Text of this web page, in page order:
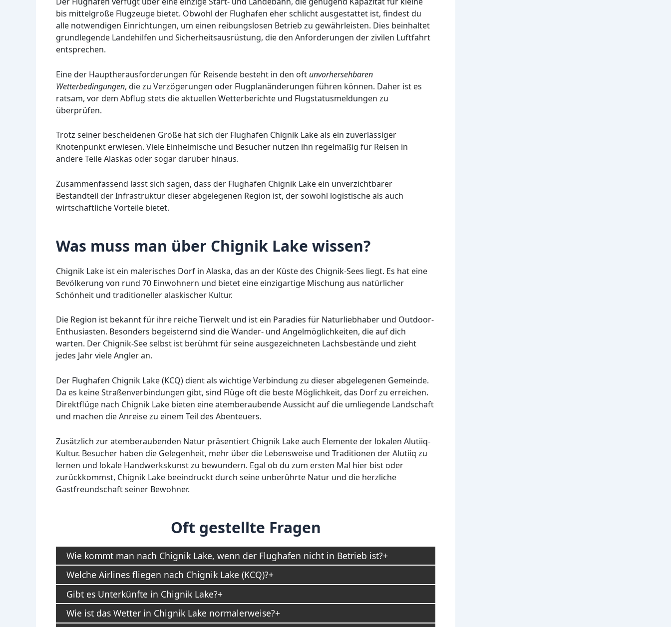
bis mittelgroße Flugzeuge bietet. Obwohl der Flughafen eher schlicht ausgestattet ist, findest du
alle notwendigen Einrichtungen, um einen reibungslosen Betrieb zu gewährleisten. Dies beinhaltet
grundlegende Landehilfen und Sicherheitsausrüstung, die den Anforderungen der zivilen Luftfahrt
entsprechen.
Eine der Hauptherausforderungen für Reisende besteht in den oft unvorhersehbaren
Wetterbedingungen, die zu Verzögerungen oder Flugplanänderungen führen können. Daher ist es
ratsam, vor dem Abflug stets die aktuellen Wetterberichte und Flugstatusmeldungen zu
überprüfen.
Trotz seiner bescheidenen Größe hat sich der Flughafen Chignik Lake als ein zuverlässiger
Knotenpunkt erwiesen. Viele Einheimische und Besucher nutzen ihn regelmäßig für Reisen in
andere Teile Alaskas oder sogar darüber hinaus.
Zusammenfassend lässt sich sagen, dass der Flughafen Chignik Lake ein unverzichtbarer
Bestandteil der Infrastruktur dieser abgelegenen Region ist, der sowohl logistische als auch
wirtschaftliche Vorteile bietet.
Was muss man über Chignik Lake wissen?
Chignik Lake ist ein malerisches Dorf in Alaska, das an der Küste des Chignik-Sees liegt. Es hat eine
Bevölkerung von rund 70 Einwohnern und bietet eine einzigartige Mischung aus natürlicher
Schönheit und traditioneller alaskischer Kultur.
Die Region ist bekannt für ihre reiche Tierwelt und ist ein Paradies für Naturliebhaber und Outdoor-
Enthusiasten. Besonders begeisternd sind die Wander- und Angelmöglichkeiten, die auf dich
warten. Der Chignik-See selbst ist berühmt für seine ausgezeichneten Lachsbestände und zieht
jedes Jahr viele Angler an.
Der Flughafen Chignik Lake (KCQ) dient als wichtige Verbindung zu dieser abgelegenen Gemeinde.
Da es keine Straßenverbindungen gibt, sind Flüge oft die beste Möglichkeit, das Dorf zu erreichen.
Direktflüge nach Chignik Lake bieten eine atemberaubende Aussicht auf die umliegende Landschaft
und machen die Anreise zu einem Teil des Abenteuers.
Zusätzlich zur atemberaubenden Natur präsentiert Chignik Lake auch Elemente der lokalen Alutiiq-
Kultur. Besucher haben die Gelegenheit, mehr über die Lebensweise und Traditionen der Alutiiq zu
lernen und lokale Handwerkskunst zu bewundern. Egal ob du zum ersten Mal hier bist oder
zurückkommst, Chignik Lake beeindruckt durch seine unberührte Natur und die herzliche
Gastfreundschaft seiner Bewohner.
Oft gestellte Fragen
Wie kommt man nach Chignik Lake, wenn der Flughafen nicht in Betrieb ist?
Welche Airlines fliegen nach Chignik Lake (KCQ)?
Gibt es Unterkünfte in Chignik Lake?
Wie ist das Wetter in Chignik Lake normalerweise?